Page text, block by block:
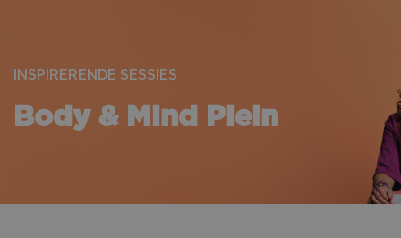
INSPIRERENDE SESSIES
Body & Mind Plein